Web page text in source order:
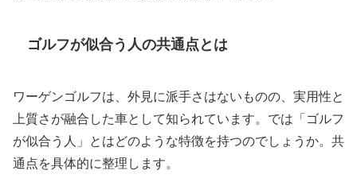
ゴルフが似合う人の共通点とは
ワーゲンゴルフは、外見に派手さはないものの、実用性と
上質さが融合した車として知られています。では「ゴルフ
が似合う人」とはどのような特徴を持つのでしょうか。共
通点を具体的に整理します。